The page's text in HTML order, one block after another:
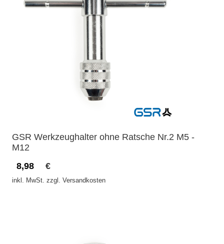
GSR Werkzeughalter ohne Ratsche Nr.2 M5 -
M12
8,98
€
inkl. MwSt. zzgl. Versandkosten